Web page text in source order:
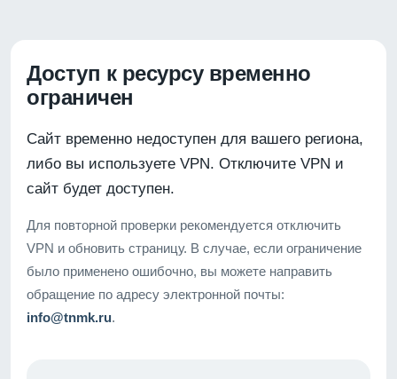
Доступ к ресурсу временно
ограничен
Сайт временно недоступен для вашего региона,
либо вы используете VPN. Отключите VPN и
сайт будет доступен.
Для повторной проверки рекомендуется отключить
VPN и обновить страницу. В случае, если ограничение
было применено ошибочно, вы можете направить
обращение по адресу электронной почты:
info@tnmk.ru.